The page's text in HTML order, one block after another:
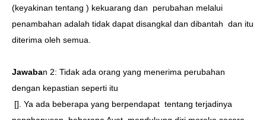
(keyakinan tentang ) kekuarang dan
perubahan melalui
penambahan adalah tidak dapat disangkal dan dibantah dan itu
diterima oleh semua.
Jawaban 2: Tidak ada orang yang menerima perubahan
dengan kepastian seperti itu
[]. Ya ada beberapa yang berpendapat tentang terjadinya